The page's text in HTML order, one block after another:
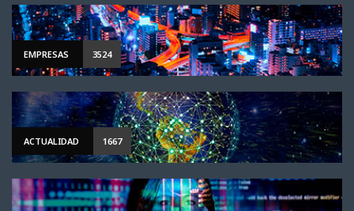
EMPRESAS 3524
ACTUALIDAD 1667